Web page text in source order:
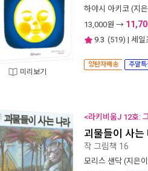
미리보기
하야시 아키코 (지
13,000원 →
9.3 (519) | 세일
양탄자배송 주말
<라키비움J 12호:
괴물들이 사는
작 그림책 16
모리스 샌닥 (지은